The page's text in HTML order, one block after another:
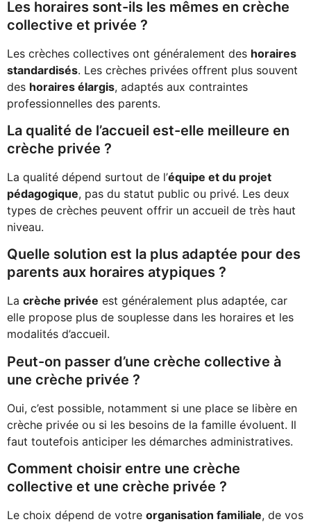
Les horaires sont-ils les mêmes en crèche
collective et privée ?
Les crèches collectives ont généralement des horaires
standardisés. Les crèches privées offrent plus souvent
des horaires élargis, adaptés aux contraintes
professionnelles des parents.
La qualité de l’accueil est-elle meilleure en
crèche privée ?
La qualité dépend surtout de l’équipe et du projet
pédagogique, pas du statut public ou privé. Les deux
types de crèches peuvent offrir un accueil de très haut
niveau.
Quelle solution est la plus adaptée pour des
parents aux horaires atypiques ?
La crèche privée est généralement plus adaptée, car
elle propose plus de souplesse dans les horaires et les
modalités d’accueil.
Peut-on passer d’une crèche collective à
une crèche privée ?
Oui, c’est possible, notamment si une place se libère en
crèche privée ou si les besoins de la famille évoluent. Il
faut toutefois anticiper les démarches administratives.
Comment choisir entre une crèche
collective et une crèche privée ?
Le choix dépend de votre organisation familiale, de vos